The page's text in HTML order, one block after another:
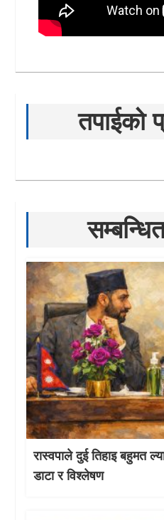
तपाईको
रास्वपाले दुई तिहाइ बहुमत
डाटा र विश्लेषण